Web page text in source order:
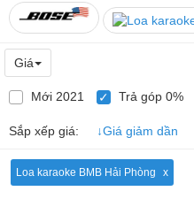
Giá
Mới 2021 ✓ Trả góp 0%
Sắp xếp giá: ↓Giá giảm dần
Loa karaoke BMB Hải Phòng